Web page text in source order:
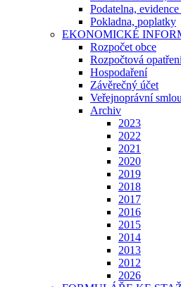
Podatelna,
Pokladna, poplatky
EKONOMICKÉ
Rozpočet obce
Rozpočtová
Hospodaření
Závěrečný účet
Veřejnoprávní
Archiv
2023
2022
2021
2020
2019
2018
2017
2016
2015
2014
2013
2012
2026